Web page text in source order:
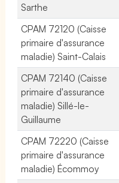
Sarthe
CPAM 72120 (Caisse
primaire d'assurance
maladie) Saint-Calais
CPAM 72140 (Caisse
primaire d'assurance
maladie) Sillé-le-
Guillaume
CPAM 72220 (Caisse
primaire d'assurance
maladie) Écommoy